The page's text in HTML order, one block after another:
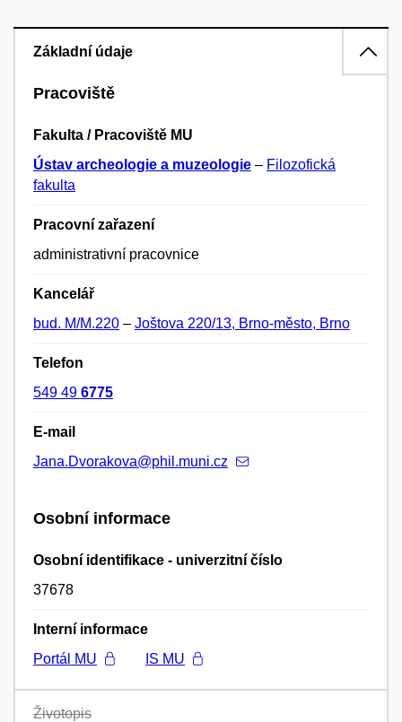
Základní údaje
Pracoviště
Fakulta / Pracoviště MU
Ústav archeologie a muzeologie – Filozofická
fakulta
Pracovní zařazení
administrativní pracovnice
Kancelář
bud. M/M.220 – Joštova 220/13, Brno-město, Brno
Telefon
549 49 6775
E-mail
Jana.Dvorakova@phil.muni.cz
Osobní informace
Osobní identifikace - univerzitní číslo
37678
Interní informace
Portál MU
IS MU
Životopis